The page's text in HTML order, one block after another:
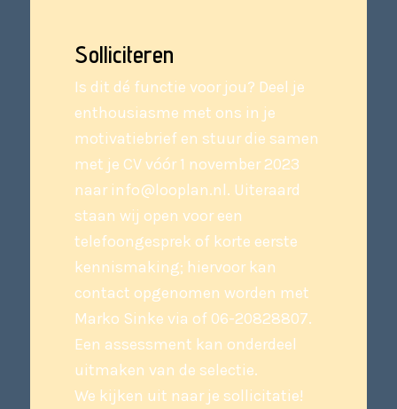
Solliciteren
Is dit dé functie voor jou? Deel je
enthousiasme met ons in je
motivatiebrief en stuur die samen
met je CV vóór 1 november 2023
naar info@looplan.nl. Uiteraard
staan wij open voor een
telefoongesprek of korte eerste
kennismaking; hiervoor kan
contact opgenomen worden met
Marko Sinke via of 06-20828807.
Een assessment kan onderdeel
uitmaken van de selectie.
We kijken uit naar je sollicitatie!